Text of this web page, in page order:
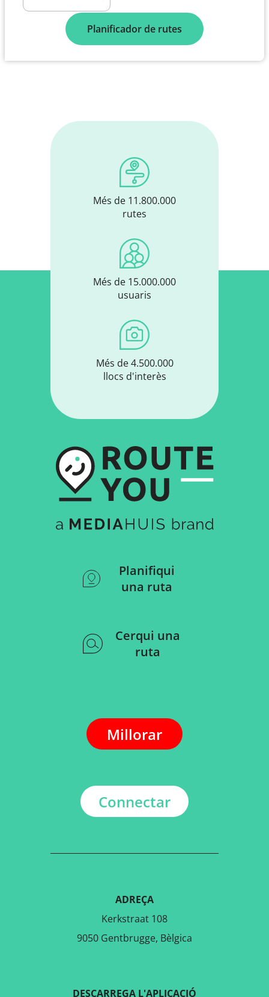
Planificador de rutes
Més de 11.800.000
rutes
Més de 15.000.000
usuaris
Més de 4.500.000
llocs d'interès
Planifiqui
una ruta
Cerqui una
ruta
Millorar
Connectar
ADREÇA
Kerkstraat 108
9050 Gentbrugge, Bèlgica
DESCARREGA L'APLICACIÓ